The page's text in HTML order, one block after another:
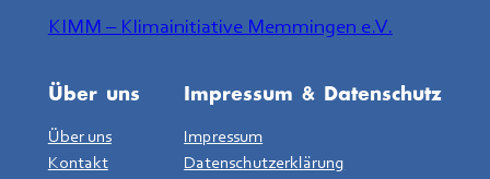
KIMM – Klimainitiative Memmingen e.V.
Über uns
Über uns
Kontakt
Impressum & Datenschutz
Impressum
Datenschutzerklärung